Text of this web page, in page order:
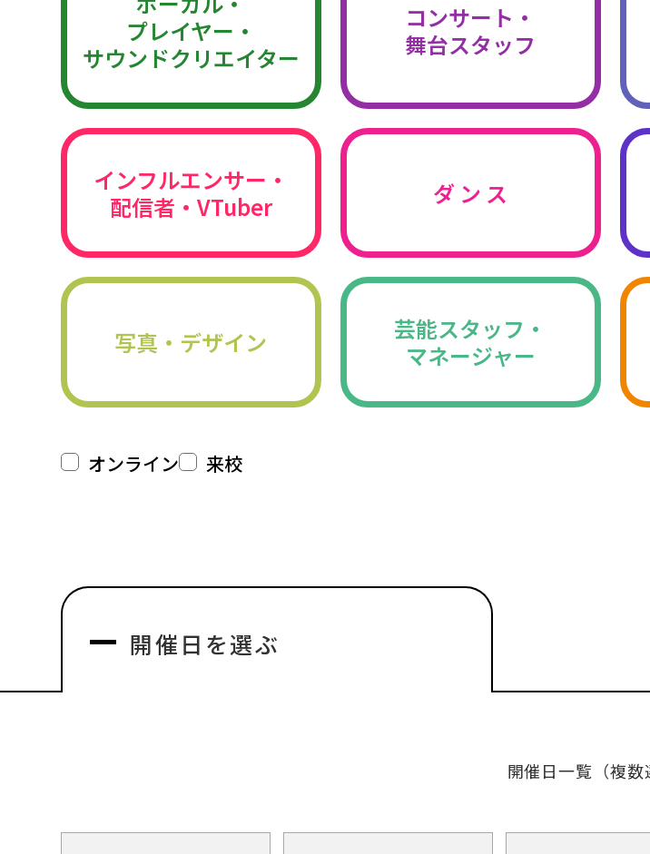
プレイヤー・
サウンドクリエイター
コンサート・
舞台スタッフ
インフルエンサー・
配信者・VTuber
ダ ン ス
写真・デザイン
芸能スタッフ・
マネージャー
オンライン 来校
開催日を選ぶ
開催日一覧（複数